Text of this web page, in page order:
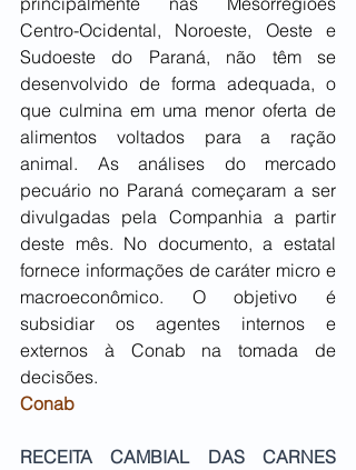
Centro-Ocidental, Noroeste, Oeste e
Sudoeste do Paraná, não têm se
desenvolvido de forma adequada, o
que culmina em uma menor oferta de
alimentos voltados para a ração
animal. As análises do mercado
pecuário no Paraná começaram a ser
divulgadas pela Companhia a partir
deste mês. No documento, a estatal
fornece informações de caráter micro e
macroeconômico. O objetivo é
subsidiar os agentes internos e
externos à Conab na tomada de
decisões.
Conab
RECEITA CAMBIAL DAS CARNES